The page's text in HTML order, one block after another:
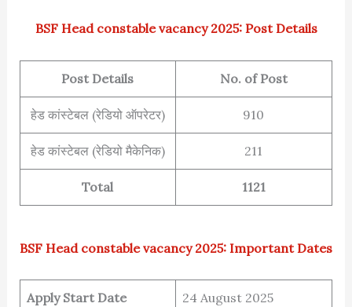
BSF Head constable vacancy 2025: Post Details
Post Details No. of Post
हेड कांस्टेबल (रेडियो ऑपरेटर) 910
हेड कांस्टेबल (रेडियो मैकेनिक) 211
Total 1121
BSF Head constable vacancy 2025: Important Dates
Apply Start Date 24 August 2025